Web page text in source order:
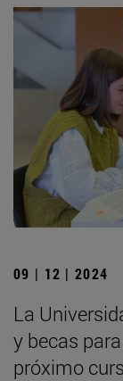
09 | 12 | 2024
La
y becas
próximo